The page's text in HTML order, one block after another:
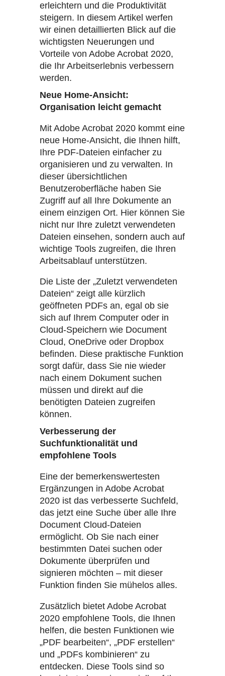
erleichtern und die Produktivität
steigern. In diesem Artikel werfen
wir einen detaillierten Blick auf die
wichtigsten Neuerungen und
Vorteile von Adobe Acrobat 2020,
die Ihr Arbeitserlebnis verbessern
werden.
Neue Home-Ansicht:
Organisation leicht gemacht
Mit Adobe Acrobat 2020 kommt eine
neue Home-Ansicht, die Ihnen hilft,
Ihre PDF-Dateien einfacher zu
organisieren und zu verwalten. In
dieser übersichtlichen
Benutzeroberfläche haben Sie
Zugriff auf all Ihre Dokumente an
einem einzigen Ort. Hier können Sie
nicht nur Ihre zuletzt verwendeten
Dateien einsehen, sondern auch auf
wichtige Tools zugreifen, die Ihren
Arbeitsablauf unterstützen.
Die Liste der „Zuletzt verwendeten
Dateien“ zeigt alle kürzlich
geöffneten PDFs an, egal ob sie
sich auf Ihrem Computer oder in
Cloud-Speichern wie Document
Cloud, OneDrive oder Dropbox
befinden. Diese praktische Funktion
sorgt dafür, dass Sie nie wieder
nach einem Dokument suchen
müssen und direkt auf die
benötigten Dateien zugreifen
können.
Verbesserung der
Suchfunktionalität und
empfohlene Tools
Eine der bemerkenswertesten
Ergänzungen in Adobe Acrobat
2020 ist das verbesserte Suchfeld,
das jetzt eine Suche über alle Ihre
Document Cloud-Dateien
ermöglicht. Ob Sie nach einer
bestimmten Datei suchen oder
Dokumente überprüfen und
signieren möchten – mit dieser
Funktion finden Sie mühelos alles.
Zusätzlich bietet Adobe Acrobat
2020 empfohlene Tools, die Ihnen
helfen, die besten Funktionen wie
„PDF bearbeiten“, „PDF erstellen“
und „PDFs kombinieren“ zu
entdecken. Diese Tools sind so